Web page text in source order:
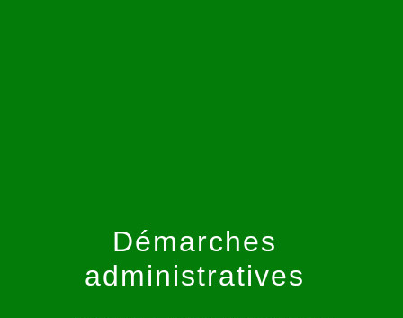
Démarches
administratives